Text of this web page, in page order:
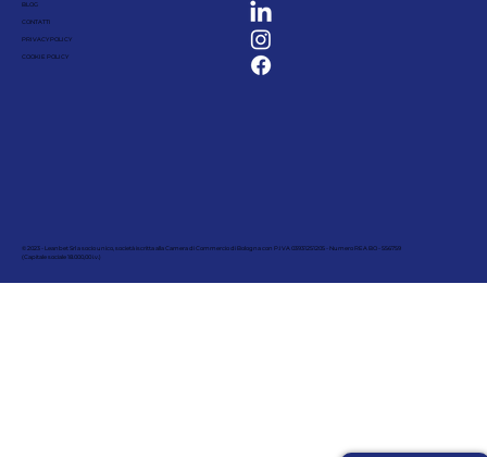
BLOG
CONTATTI
PRIVACY POLICY
COOKIE POLICY
© 2023 - Leanbet Srl a socio unico, società iscritta alla Camera di Commercio di Bologna con P.IVA 03931251205 - Numero REA BO - 556759
(Capitale sociale 18.000,00 i.v.)